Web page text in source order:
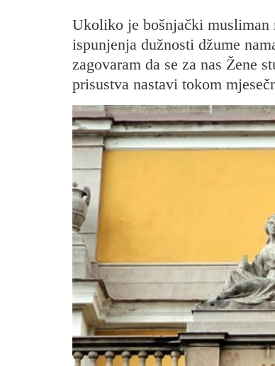
Ukoliko je bošnjački musliman
ispunjenja dužnosti džume
zagovaram da se za nas Žene
prisustva nastavi tokom